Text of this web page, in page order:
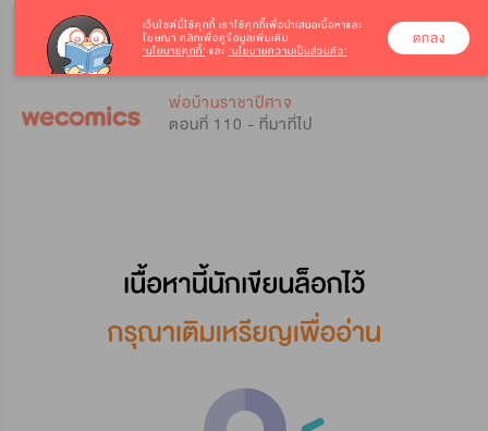
พ่อบ้านราชาปีศาจ
ตอนที่ 110 - ที่มาที่ไป
เว็บไซต์นี้ใช้คุกกี้ เราใช้คุกกี้เพื่อนำเสนอเนื้อหาและ
โฆษณา คลิกเพื่อดูข้อมูลเพิ่มเติม
‘นโยบายคุกกี้’ และ ‘นโยบายความเป็นส่วนตัว’
ตกลง